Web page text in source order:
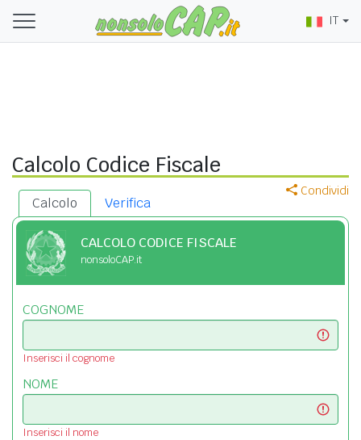
IT
Calcolo Codice Fiscale
Condividi
Calcolo Verifica
CALCOLO CODICE FISCALE
nonsoloCAP.it
COGNOME
Inserisci il cognome
NOME
Inserisci il nome